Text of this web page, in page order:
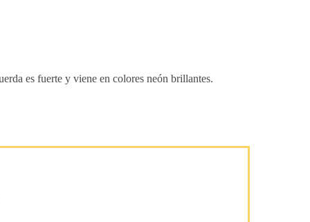
es fuerte y viene en colores neón brillantes.